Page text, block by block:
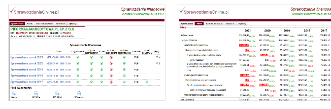
Oferujemy dostęp online do bazy składającej się z
ponad 1 mln sprawozdań dla ponad 400 tys.
Nasz raport zawiera:
- identyfikację podmiotu,
- bilanse i rachunki wyników,
- wyliczone wskaźniki (tabela i wykresy).
Możesz importować dane bezpośrednio do
Każde sprawozdanie uwzględnia:
- okres którego dotyczy,
- zawartość (bilans, rachunek wyników
porównawczy/kalkulacyjny),
- zidentyfikowane błędy/ostrzeżenia w
sprawozdaniach,
- dynamikę zmiany poszczególnych pozycji rok do
roku.